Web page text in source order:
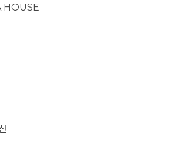
HOUSE